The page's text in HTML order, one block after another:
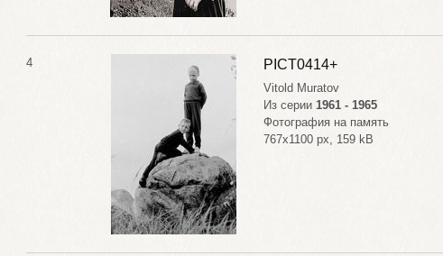
4 PICT0414+
Vitold Muratov
Из серии 1961 - 1965
Фотография на память
767x1100 px, 159 kB